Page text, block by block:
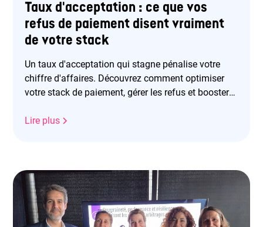
Taux d'acceptation : ce que vos
refus de paiement disent vraiment
de votre stack
Un taux d'acceptation qui stagne pénalise votre
chiffre d'affaires. Découvrez comment optimiser
votre stack de paiement, gérer les refus et booster
Lire plus